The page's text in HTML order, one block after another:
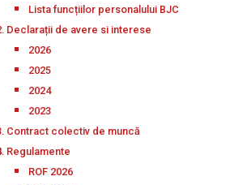
Lista funcțiilor personalului BJC
Declarații de avere si interese
2026
2025
2024
2023
Contract colectiv de muncă
Regulamente
ROF 2026